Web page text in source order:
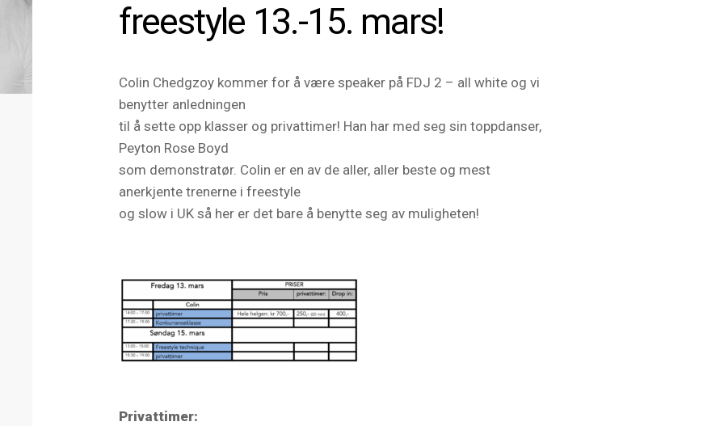
freestyle 13.-15. mars!
Colin Chedgzoy kommer for å være speaker på FDJ 2 – all white og vi
benytter anledningen
til å sette opp klasser og privattimer! Han har med seg sin toppdanser,
Peyton Rose Boyd
som demonstratør. Colin er en av de aller, aller beste og mest
anerkjente trenerne i freestyle
og slow i UK så her er det bare å benytte seg av muligheten!
Privattimer: